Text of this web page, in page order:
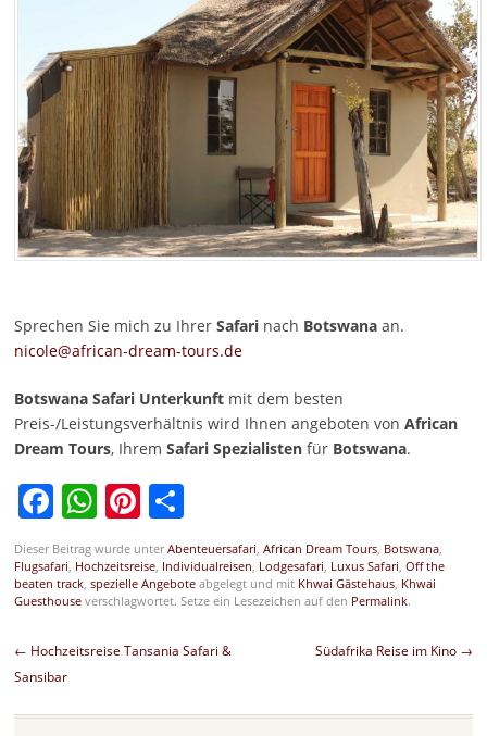
Sprechen Sie mich zu Ihrer Safarinach Botswanaan.
nicole@african-dream-tours.de
Botswana Safari Unterkunftmit dem besten
Preis-/Leistungsverhältnis wird Ihnen angeboten von African
Dream Tours, Ihrem Safari Spezialistenfür Botswana.
Facebook
WhatsApp
Pinterest
Teilen
Dieser Beitrag wurde unterAbenteuersafari African Dream Tours, Botswana,
Flugsafari Hochzeitsreise, Individualreisen Lodgesafari Luxus Safari Off the
beaten track, spezielle Angeboteabgelegt und mit Khwai Gästehaus, Khwai
Guesthouseverschlagwortet. Setze ein Lesezeichen auf den Permalink.
Beitragsnavigation
← Hochzeitsreise Tansania Safari &
Sansibar
Südafrika Reise im Kino →